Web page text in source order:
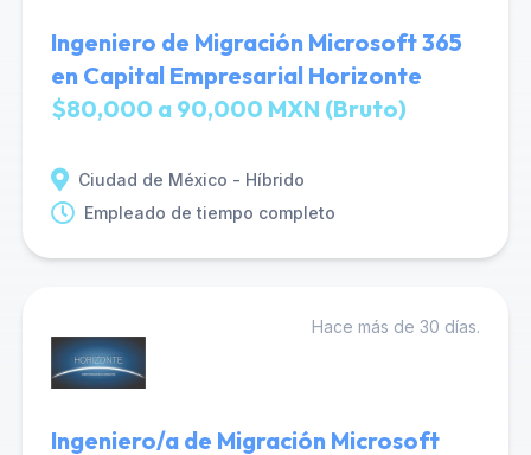
Ingeniero de Migración Microsoft 365
en Capital Empresarial Horizonte
$80,000 a 90,000 MXN (Bruto)
Ciudad de México - Híbrido
Empleado de tiempo completo
Hace más de 30 días.
Ingeniero/a de Migración Microsoft